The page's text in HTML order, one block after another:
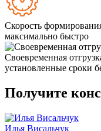
Скорость
максимально быстро
Своевременная
установленные сроки
Получите
Илья Висальчук